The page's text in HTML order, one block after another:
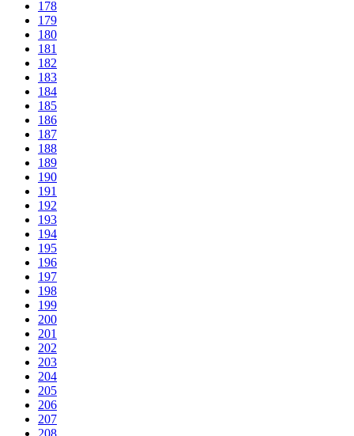
178
179
180
181
182
183
184
185
186
187
188
189
190
191
192
193
194
195
196
197
198
199
200
201
202
203
204
205
206
207